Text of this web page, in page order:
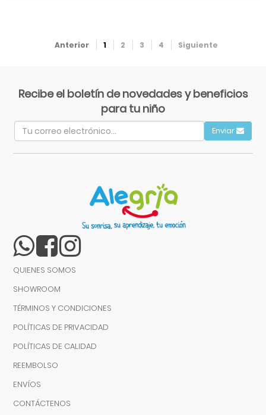
Anterior 1 2 3 4 Siguiente
Recibe el boletín de novedades y beneficios
para tu niño
Enviar
QUIENES SOMOS
SHOWROOM
TÉRMINOS Y CONDICIONES
POLÍTICAS DE PRIVACIDAD
POLÍTICAS DE CALIDAD
REEMBOLSO
ENVÍOS
CONTÁCTENOS